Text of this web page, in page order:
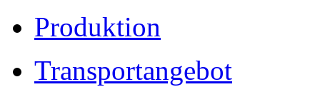
Produktion
Transportangebot